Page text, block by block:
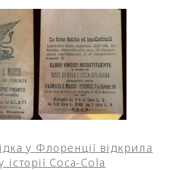
у Флоренції відкрила
історії Coca-Cola